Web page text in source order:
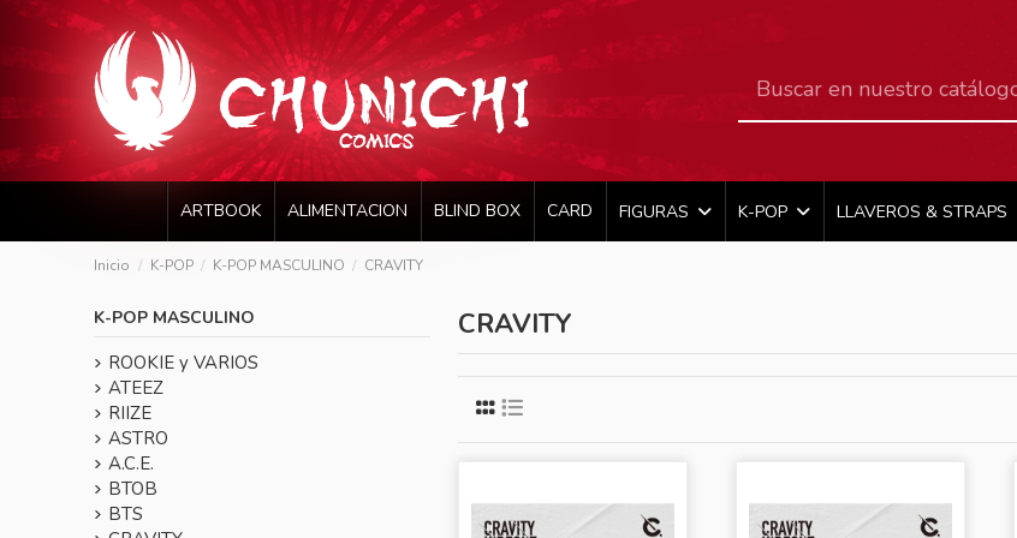
ARTBOOK ALIMENTACION BLIND BOX CARD FIGURAS K-POP LLAVEROS & STRAPS
Inicio K-POP K-POP MASCULINO CRAVITY
CRAVITY
K-POP MASCULINO
ROOKIE y VARIOS
ATEEZ
RIIZE
ASTRO
A.C.E.
BTOB
BTS